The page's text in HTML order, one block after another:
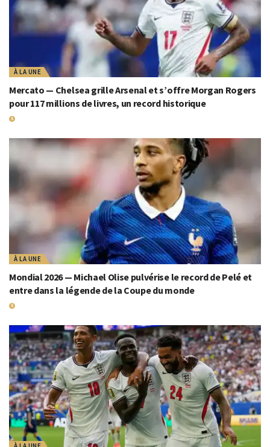
À LA UNE
Mercato — Chelsea grille Arsenal et s’offre Morgan Rogers
pour 117 millions de livres, un record historique
À LA UNE
Mondial 2026 — Michael Olise pulvérise le record de Pelé et
entre dans la légende de la Coupe du monde